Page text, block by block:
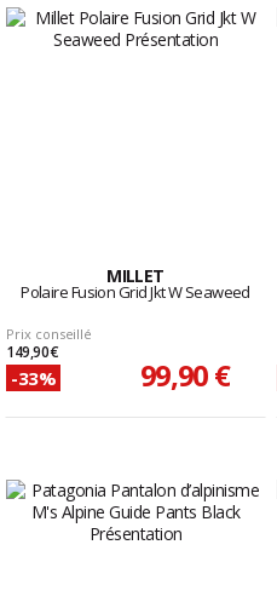
MILLET
Polaire Fusion Grid Jkt W Seaweed
Prix conseillé
149,90 €
-33% 99,90 €